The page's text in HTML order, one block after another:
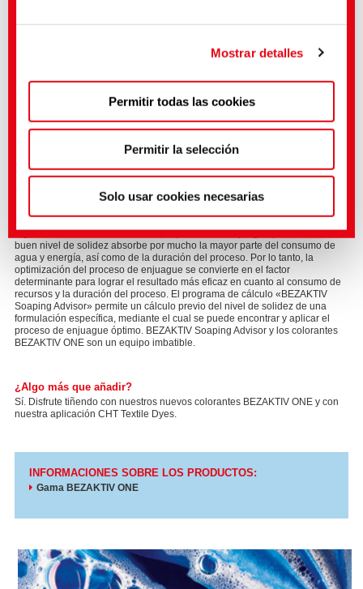
aplica la decisión de adecuación de la Comisión de la
UE con arreglo al artículo 45 del RGPD.
Puedes hacer ajustes más precisos aquí o en nuestra
política de privacidad.(Impresión)
Mostrar detalles
Permitir todas las cookies
Permitir la selección
Solo usar cookies necesarias
BEZAKTIV Soaping Advisor
Soaping Advisor», absolutamente único en el mercado. En las tinturas de
algodón con colorantes reactivos, el proceso de enjuague para alcanzar un
buen nivel de solidez absorbe por mucho la mayor parte del consumo de
agua y energía, así como de la duración del proceso. Por lo tanto, la
optimización del proceso de enjuague se convierte en el factor
determinante para lograr el resultado más eficaz en cuanto al consumo de
recursos y la duración del proceso. El programa de cálculo «BEZAKTIV
Soaping Advisor» permite un cálculo previo del nivel de solidez de una
formulación específica, mediante el cual se puede encontrar y aplicar el
proceso de enjuague óptimo. BEZAKTIV Soaping Advisor y los colorantes
BEZAKTIV ONE son un equipo imbatible.
¿Algo más que añadir?
Sí. Disfrute tiñendo con nuestros nuevos colorantes BEZAKTIV ONE y con
nuestra aplicación CHT Textile Dyes.
INFORMACIONES SOBRE LOS PRODUCTOS:
Gama BEZAKTIV ONE